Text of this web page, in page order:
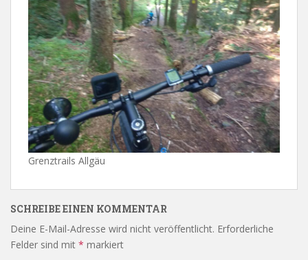
Grenztrails Allgäu
SCHREIBE EINEN KOMMENTAR
Deine E-Mail-Adresse wird nicht veröffentlicht. Erforderliche
Felder sind mit * markiert